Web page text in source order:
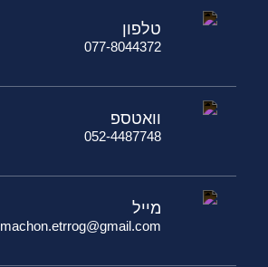
טלפון
077-8044372
וואטספ
052-4487748
מייל
machon.etrrog@gmail.com